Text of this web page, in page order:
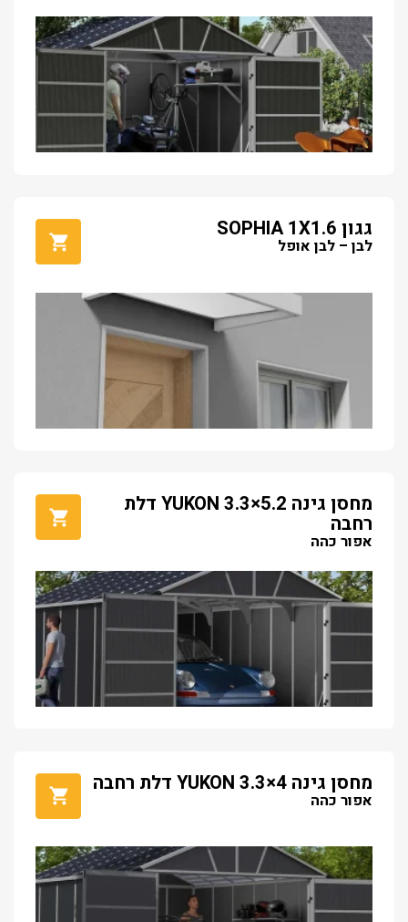
גגון SOPHIA 1X1.6
לבן – לבן אופל
מחסן גינה YUKON 3.3×5.2 דלת
רחבה
אפור כהה
מחסן גינה YUKON 3.3×4 דלת רחבה
אפור כהה